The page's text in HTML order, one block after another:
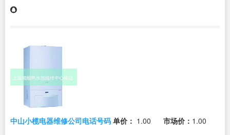
中山小榄电器维修公司电话号码 单价： 1.00 市场价： 1.00